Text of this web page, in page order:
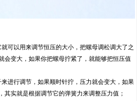
可以用来调节恒压的大小，把螺母调松调大了之
会变大，如果你把螺母拧紧了，就能够把恒压值
进行调节，如果顺时针拧，压力就会变大，如果
其实就是根据调节它的弹簧力来调整压力值；